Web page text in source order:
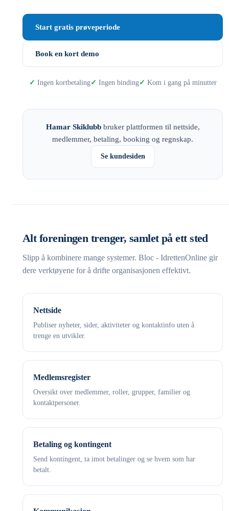
Start gratis prøveperiode
Book en kort demo
Ingen kortbetaling Ingen binding Kom i gang på minutter
Hamar Skiklubbbruker plattformen til nettside,
medlemmer, betaling, booking og regnskap.
Se kundesiden
Alt foreningen trenger, samlet på ett sted
Slipp å kombinere mange systemer. Bloc - IdrettenOnline gir
dere verktøyene for å drifte organisasjonen effektivt.
Nettside
Publiser nyheter, sider, aktiviteter og kontaktinfo uten å
trenge en utvikler.
Medlemsregister
Oversikt over medlemmer, roller, grupper, familier og
kontaktpersoner.
Betaling og kontingent
Send kontingent, ta imot betalinger og se hvem som har
betalt.